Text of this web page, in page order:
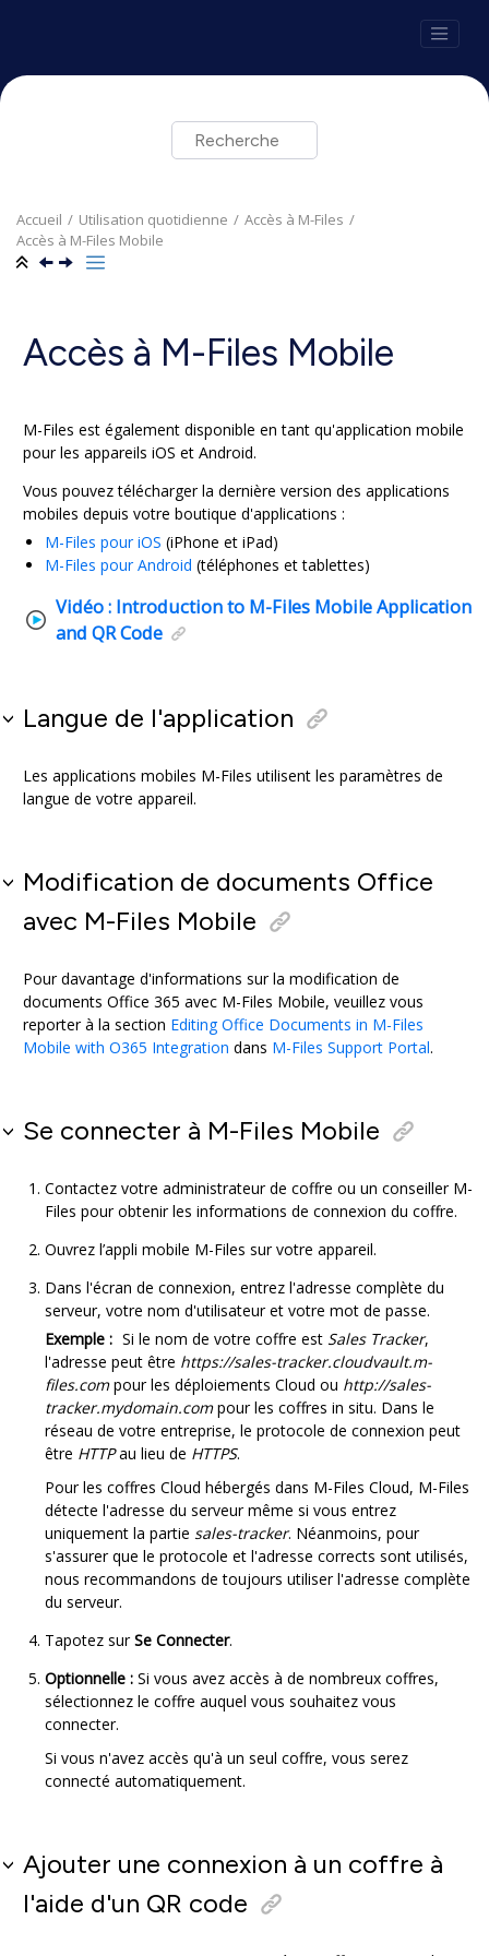
Accueil Utilisation quotidienne Accès à M-Files
Accès à M-Files Mobile
Accès à M-Files Mobile
M-Files est également disponible en tant qu'application mobile
pour les appareils iOS et Android.
Vous pouvez télécharger la dernière version des applications
mobiles depuis votre boutique d'applications :
M-Files pouriOS (iPhone et iPad)
M-Files pourAndroid (téléphones et tablettes)
Vidéo : Introduction to M-Files MobileApplication
and QR Code
Langue de l'application
Les applications mobiles M-Files utilisent les paramètres de
langue de votre appareil.
Modification de documents Office
avec M-Files Mobile
Pour davantage d'informations sur la modification de
documents Office 365 avec M-Files Mobile, veuillez vous
reporter à la section Editing Office Documents in M-Files
Mobile with O365 Integration dans M-Files Support Portal.
Se connecter à M-Files Mobile
Contactez votre administrateur de coffre ou un conseiller M-
Files pour obtenir les informations de connexion du coffre.
Ouvrez l’appli mobile M-Files sur votre appareil.
Dans l'écran de connexion, entrez l'adresse complète du
serveur, votre nom d'utilisateur et votre mot de passe.
Exemple : Si le nom de votre coffre est Sales Tracker,
l'adresse peut être https://sales-tracker.cloudvault.m-
files.compour les déploiements Cloud ou http://sales-
tracker.mydomain.compour les coffres in situ. Dans le
réseau de votre entreprise, le protocole de connexion peut
être HTTPau lieu de HTTPS.
Pour les coffres Cloud hébergés dans M-Files Cloud, M-Files
détecte l'adresse du serveur même si vous entrez
uniquement la partie sales-tracker. Néanmoins, pour
s'assurer que le protocole et l'adresse corrects sont utilisés,
nous recommandons de toujours utiliser l'adresse complète
du serveur.
Tapotez surSe Connecter.
Optionnelle : Si vous avez accès à de nombreux coffres,
sélectionnez le coffre auquel vous souhaitez vous
connecter.
Si vous n'avez accès qu'à un seul coffre, vous serez
connecté automatiquement.
Ajouter une connexion à un coffre à
l'aide d'un QR code